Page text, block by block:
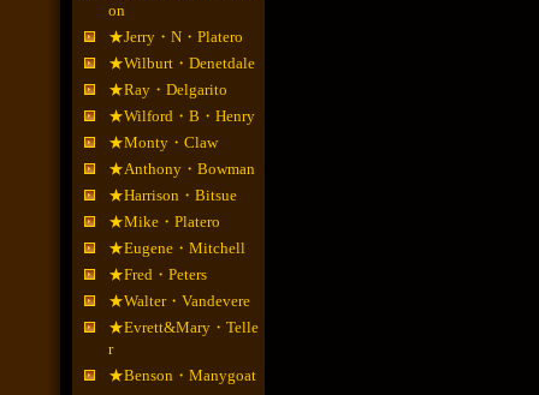
on
★Jerry・N・Platero
★Wilburt・Denetdale
★Ray・Delgarito
★Wilford・B・Henry
★Monty・Claw
★Anthony・Bowman
★Harrison・Bitsue
★Mike・Platero
★Eugene・Mitchell
★Fred・Peters
★Walter・Vandevere
★Evrett&Mary・Telle
r
★Benson・Manygoat